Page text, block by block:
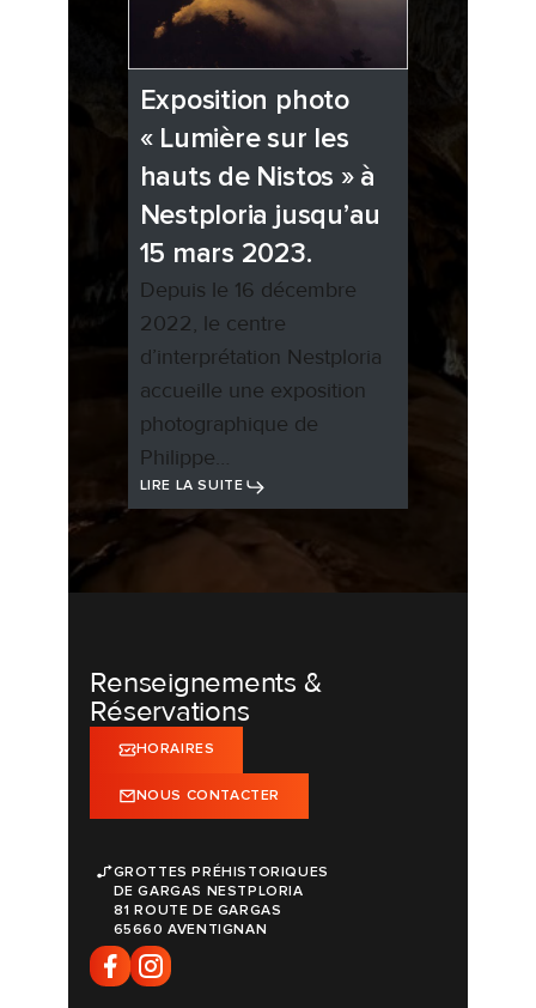
Exposition photo
« Lumière sur les
hauts de Nistos » à
Nestploria jusqu’au
15 mars 2023.
Depuis le 16 décembre
2022, le centre
d’interprétation Nestploria
accueille une exposition
photographique de
Philippe…
LIRE LA SUITE
Renseignements &
Réservations
HORAIRES
NOUS CONTACTER
GROTTES PRÉHISTORIQUES
DE GARGAS NESTPLORIA
81 ROUTE DE GARGAS
65660 AVENTIGNAN